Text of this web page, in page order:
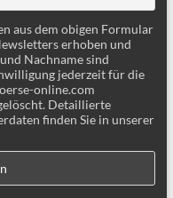
aus dem obigen Formular
erhoben und
Nachname sind
jederzeit für die
online.com
Detaillierte
finden Sie in unserer